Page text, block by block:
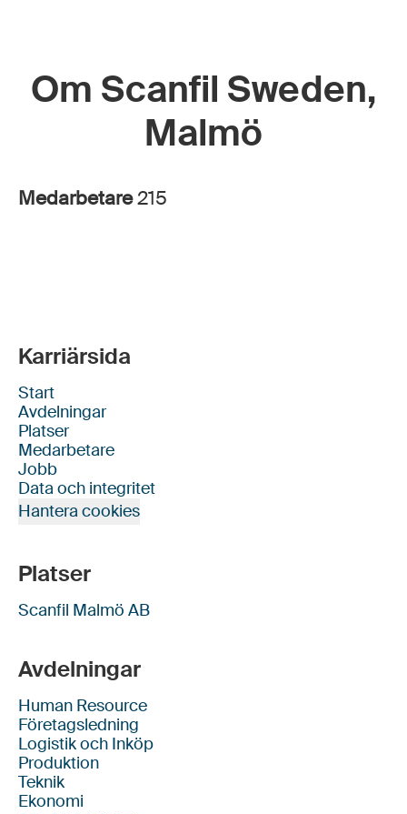
Om Scanfil Sweden,
Malmö
Medarbetare215
Karriärsida
Start
Avdelningar
Platser
Medarbetare
Jobb
Data och integritet
Hantera cookies
Platser
Scanfil Malmö AB
Avdelningar
Human Resource
Företagsledning
Logistik och Inköp
Produktion
Teknik
Ekonomi